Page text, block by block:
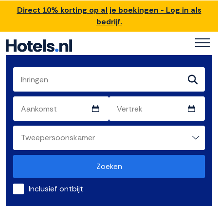
Direct 10% korting op al je boekingen - Log in als
bedrijf.
Zoeken
Inclusief ontbijt